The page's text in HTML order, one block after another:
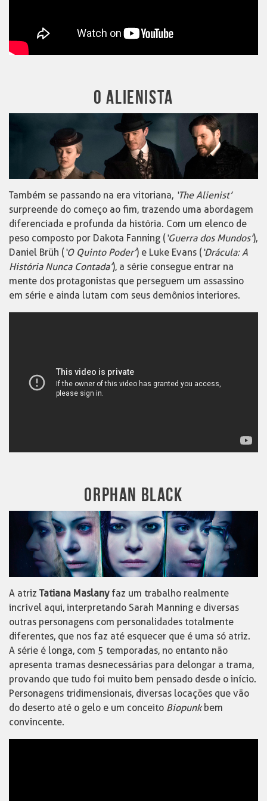
O ALIENISTA
Também se passando na era vitoriana, ‘The Alienist’
surpreende do começo ao fim, trazendo uma abordagem
diferenciada e profunda da história. Com um elenco de
peso composto por Dakota Fanning ( ‘Guerra dos Mundos’),
Daniel Brüh ( ‘O Quinto Poder’) e Luke Evans ( ‘Drácula: A
História Nunca Contada’), a série consegue entrar na
mente dos protagonistas que perseguem um assassino
em série e ainda lutam com seus demônios interiores.
ORPHAN BLACK
A atriz Tatiana Maslanyfaz um trabalho realmente
incrível aqui, interpretando Sarah Manning e diversas
outras personagens com personalidades totalmente
diferentes, que nos faz até esquecer que é uma só atriz.
A série é longa, com 5 temporadas, no entanto não
apresenta tramas desnecessárias para delongar a trama,
provando que tudo foi muito bem pensado desde o início.
Personagens tridimensionais, diversas locações que vão
do deserto até o gelo e um conceito Biopunkbem
convincente.